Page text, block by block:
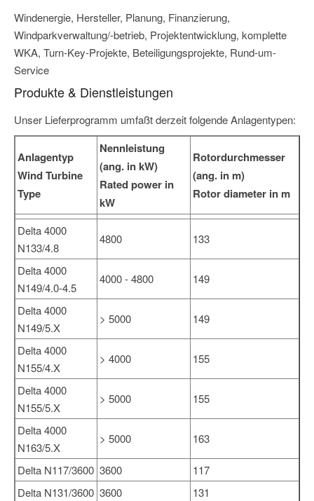
Windenergie, Hersteller, Planung, Finanzierung,
Windparkverwaltung/-betrieb, Projektentwicklung, komplette
WKA, Turn-Key-Projekte, Beteiligungsprojekte, Rund-um-
Service
Produkte & Dienstleistungen
Unser Lieferprogramm umfaßt derzeit folgende Anlagentypen:
Anlagentyp
Wind Turbine
Type
Nennleistung
(ang. in kW)
Rated power in
kW
Rotordurchmesser
(ang. in m)
Rotor diameter in m
Delta 4000
N133/4.8
4800 133
Delta 4000
N149/4.0-4.5
4000 - 4800 149
Delta 4000
N149/5.X
> 5000 149
Delta 4000
N155/4.X
> 4000 155
Delta 4000
N155/5.X
> 5000 155
Delta 4000
N163/5.X
> 5000 163
Delta N117/3600 3600
117
Delta N131/3600 3600
131